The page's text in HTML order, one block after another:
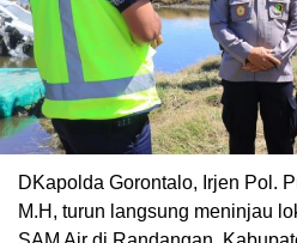
DKapolda Gorontalo, Irjen Pol.
M.H, turun langsung meninjau